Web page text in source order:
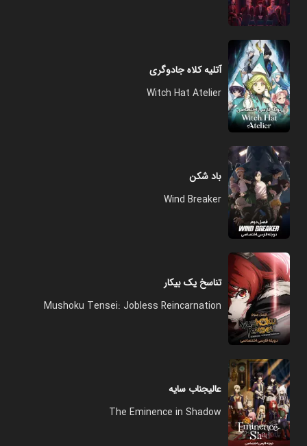
آتلیه کلاه جادوگری
Witch Hat Atelier
باد شکن
Wind Breaker
تناسخ یک بیکار
Mushoku Tensei: Jobless Reincarnation
عالیجناب سایه
The Eminence in Shadow